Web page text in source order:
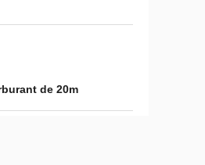
de 20m